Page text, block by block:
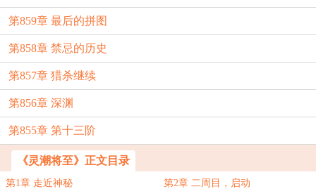
第859章 最后的拼图
第858章 禁忌的历史
第857章 猎杀继续
第856章 深渊
第855章 第十三阶
《灵潮将至》正文目录
第1章 走近神秘 第2章 二周目，启动